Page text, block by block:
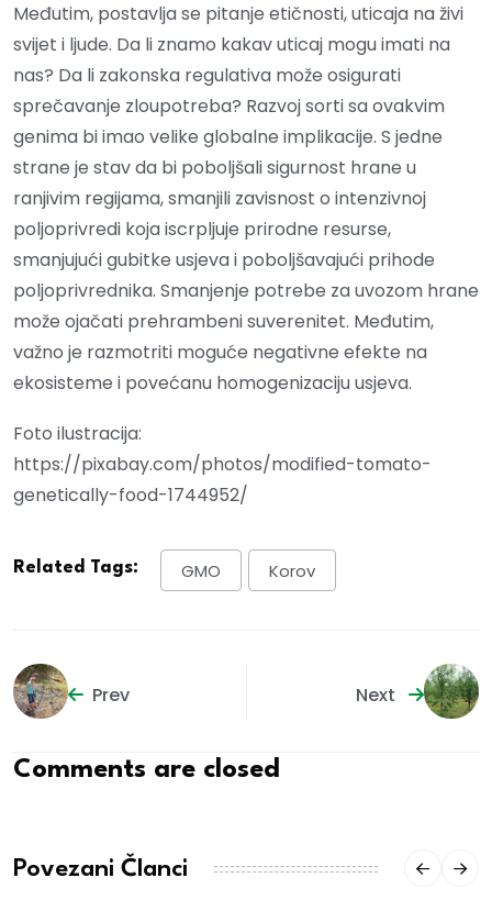
Međutim, postavlja se pitanje etičnosti, uticaja na živi
svijet i ljude. Da li znamo kakav uticaj mogu imati na
nas? Da li zakonska regulativa može osigurati
sprečavanje zloupotreba? Razvoj sorti sa ovakvim
genima bi imao velike globalne implikacije. S jedne
strane je stav da bi poboljšali sigurnost hrane u
ranjivim regijama, smanjili zavisnost o intenzivnoj
poljoprivredi koja iscrpljuje prirodne resurse,
smanjujući gubitke usjeva i poboljšavajući prihode
poljoprivrednika. Smanjenje potrebe za uvozom hrane
može ojačati prehrambeni suverenitet. Međutim,
važno je razmotriti moguće negativne efekte na
ekosisteme i povećanu homogenizaciju usjeva.
Foto ilustracija:
https://pixabay.com/photos/modified-tomato-
genetically-food-1744952/
Related Tags: GMO Korov
Prev Next
Comments are closed
Povezani Članci